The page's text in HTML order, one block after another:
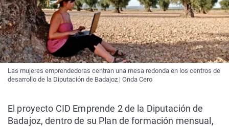
Las mujeres emprendedoras centran una mesa redonda en los centros de
desarrollo de la Diputación de Badajoz | Onda Cero
El proyecto CID Emprende 2 de la Diputación de
Badajoz, dentro de su Plan de formación mensual,